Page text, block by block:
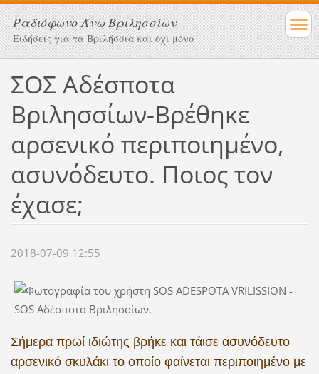
Ραδιόφωνο Άνω Βριλησσίων
Ειδήσεις για τα Βριλήσσια και όχι μόνο
ΣΟΣ Αδέσποτα
Βριλησσίων-Βρέθηκε
αρσενικό περιποιημένο,
ασυνόδευτο. Ποιος τον
έχασε;
2018-07-09 12:55
​Σ​ήμερα πρωί ιδιώτης βρήκε και τάισε ασυνόδευτο
αρσενικό σκυλάκι το οποίο φαίνεται περιποιημένο με